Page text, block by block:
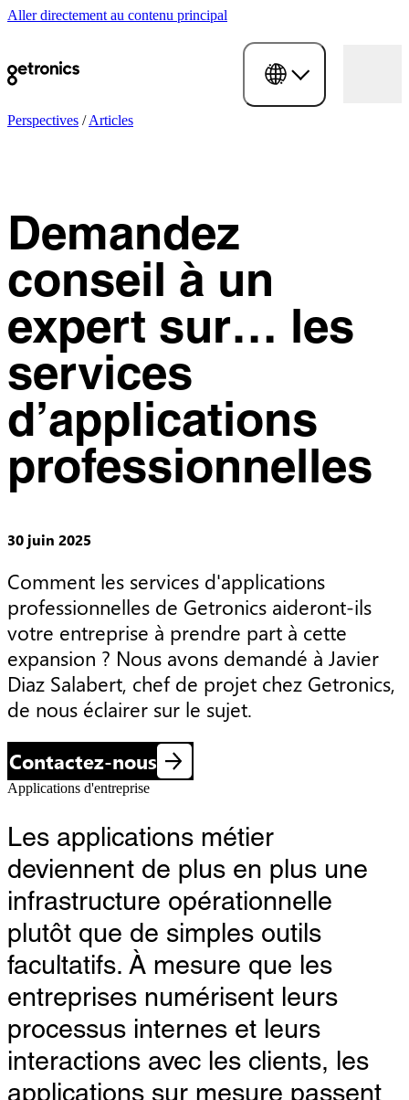
Aller directement au contenu principal
Perspectives /Articles
Demandez
conseil à un
expert sur… les
services
d’applications
professionnelles
30 juin 2025
Comment les services d'applications
professionnelles de Getronics aideront-ils
votre entreprise à prendre part à cette
expansion ? Nous avons demandé à Javier
Diaz Salabert, chef de projet chez Getronics,
de nous éclairer sur le sujet.
Contactez-nous
Applications d'entreprise
Les applications métier
deviennent de plus en plus une
infrastructure opérationnelle
plutôt que de simples outils
facultatifs. À mesure que les
entreprises numérisent leurs
processus internes et leurs
interactions avec les clients, les
applications sur mesure passent